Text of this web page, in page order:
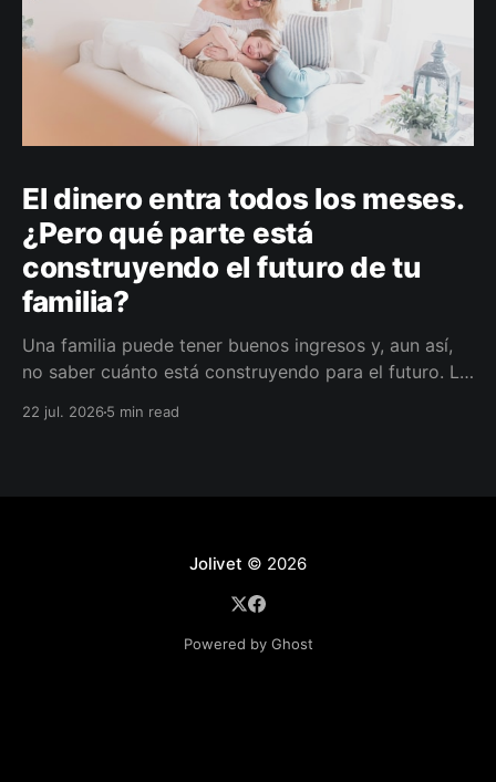
El dinero entra todos los meses.
¿Pero qué parte está
construyendo el futuro de tu
familia?
Una familia puede tener buenos ingresos y, aun así,
no saber cuánto está construyendo para el futuro. La
darle a cada parte del ingreso un propósito, un plazo
22 jul. 20265 min read
Jolivet © 2026
Powered by Ghost